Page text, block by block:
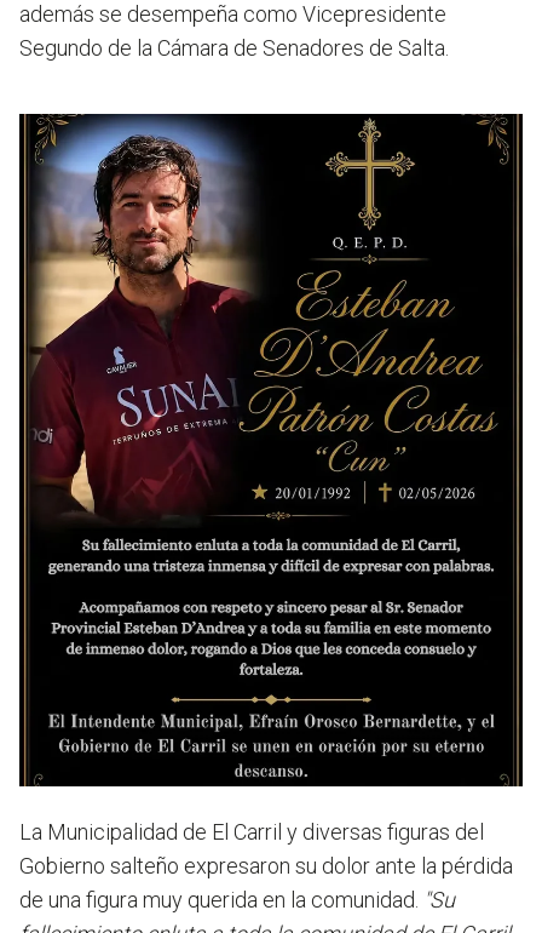
además se desempeña como Vicepresidente
Segundo de la Cámara de Senadores de Salta.
La Municipalidad de El Carril y diversas figuras del
Gobierno salteño expresaron su dolor ante la pérdida
de una figura muy querida en la comunidad. "Su